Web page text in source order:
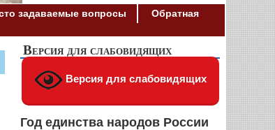
задаваемые вопросы
Обратная
Версия для слабовидящих
Версия для слабовидящих
Год единства народов России